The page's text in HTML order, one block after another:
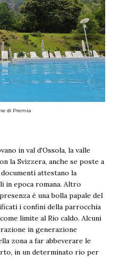
di Premia
in val d'Ossola, la valle
la Svizzera, anche se poste a
attestano la
in epoca romana. Altro
è una bolla papale del
i confini della parrocchia
limite al Rio caldo. Alcuni
in generazione
zona a far abbeverare le
in un determinato rio per